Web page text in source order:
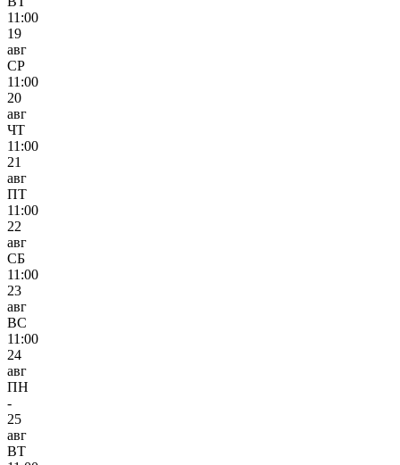
11:00
19
авг
СР
11:00
20
авг
ЧТ
11:00
21
авг
ПТ
11:00
22
авг
СБ
11:00
23
авг
ВС
11:00
24
авг
ПН
-
25
авг
ВТ